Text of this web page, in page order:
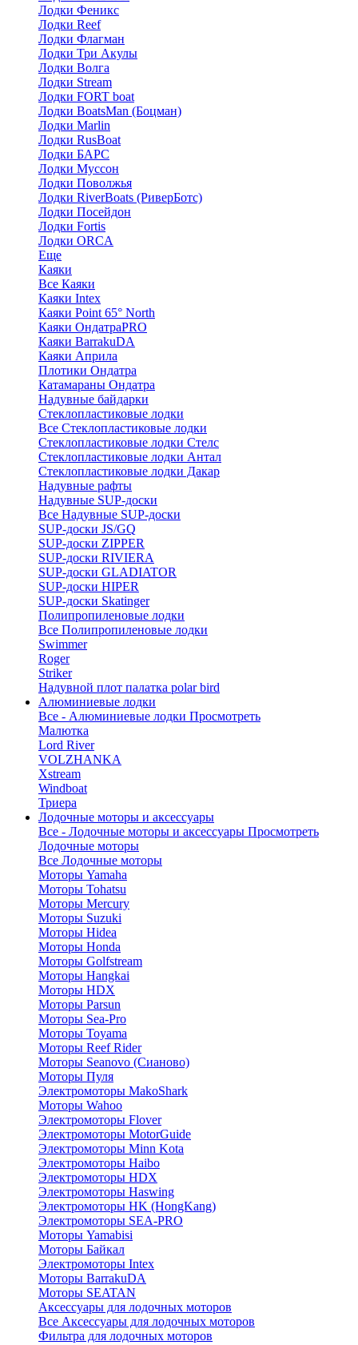
Лодки Феникс
Лодки Reef
Лодки Флагман
Лодки Три Акулы
Лодки Волга
Лодки Stream
Лодки FORT boat
Лодки BoatsMan (Боцман)
Лодки Marlin
Лодки RusBoat
Лодки БАРС
Лодки Муссон
Лодки Поволжья
Лодки RiverBoats (РиверБотс)
Лодки Посейдон
Лодки Fortis
Лодки ORCA
Еще
Каяки
Все Каяки
Каяки Intex
Каяки Point 65° North
Каяки ОндатраPRO
Каяки BarrakuDA
Каяки Априла
Плотики Ондатра
Катамараны Ондатра
Надувные байдарки
Стеклопластиковые лодки
Все Стеклопластиковые лодки
Стеклопластиковые лодки Стелс
Стеклопластиковые лодки Антал
Стеклопластиковые лодки Дакар
Надувные рафты
Надувные SUP-доски
Все Надувные SUP-доски
SUP-доски JS/GQ
SUP-доски ZIPPER
SUP-доски RIVIERA
SUP-доски GLADIATOR
SUP-доски HIPER
SUP-доски Skatinger
Полипропиленовые лодки
Все Полипропиленовые лодки
Swimmer
Roger
Striker
Надувной плот палатка polar bird
Алюминиевые лодки
Все - Алюминиевые лодки Просмотреть
Малютка
Lord River
VOLZHANKA
Xstream
Windboat
Триера
Лодочные моторы и аксессуары
Все - Лодочные моторы и аксессуары Просмотреть
Лодочные моторы
Все Лодочные моторы
Моторы Yamaha
Моторы Tohatsu
Моторы Mercury
Моторы Suzuki
Моторы Hidea
Моторы Honda
Моторы Golfstream
Моторы Hangkai
Моторы HDX
Моторы Parsun
Моторы Sea-Pro
Моторы Toyama
Моторы Reef Rider
Моторы Seanovo (Сианово)
Моторы Пуля
Электромоторы MakoShark
Моторы Wahoo
Электромоторы Flover
Электромоторы MotorGuide
Электромоторы Minn Kota
Электромоторы Haibo
Электромоторы HDX
Электромоторы Haswing
Электромоторы HK (HongKang)
Электромоторы SEA-PRO
Моторы Yamabisi
Моторы Байкал
Электромоторы Intex
Моторы BarrakuDA
Моторы SEATAN
Аксессуары для лодочных моторов
Все Аксессуары для лодочных моторов
Фильтра для лодочных моторов